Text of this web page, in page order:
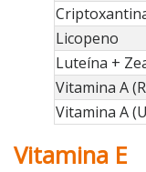
Licopeno
Luteína +
Vitamina A
Vitamina A
Vitamina E